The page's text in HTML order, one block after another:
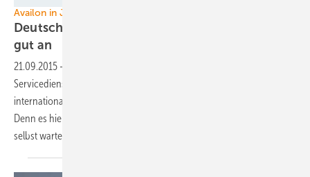
Availon in Japan
Deutscher Windkraftservice kommt im Ausland
gut an
21.09.2015 -
Servicedienstleiter Availon aus Rheine kann nicht klagen: Das
internationale Geschäft entwickelt sich für ihn dynamisch. Spannend:
Denn es hieß lange, im Ausland würden die Firmen ihre Anlagen lieber
selbst warten und reparieren, weil das günstiger